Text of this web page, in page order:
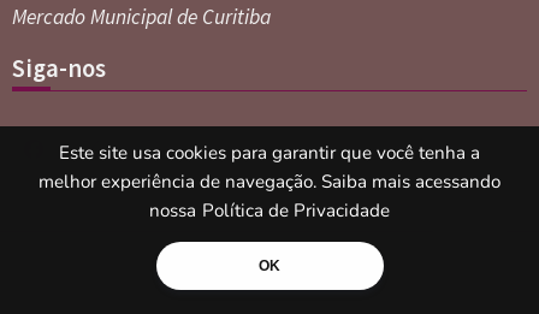
Este site usa cookies para garantir que você tenha a
melhor experiência de navegação. Saiba mais acessando
nossa Política de Privacidade
OK
Mercado Municipal de Curitiba
Siga-nos
Copyright © 2026 - Mercado Municipal de
Política de
Privacidade